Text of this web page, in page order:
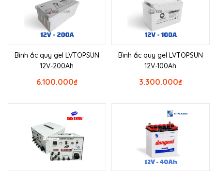
Bình ắc quy gel LVTOPSUN
12V-200Ah
₫
6.100.000
Bình ắc quy gel LVTOPSUN
12V-100Ah
₫
3.300.000